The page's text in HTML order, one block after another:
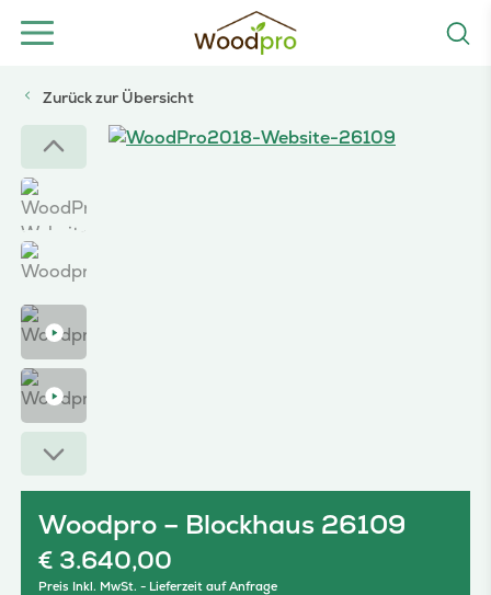
Zurück zur Übersicht
Woodpro – Blockhaus 26109
€ 3.640,00
Preis Inkl. MwSt. - Lieferzeit auf Anfrage